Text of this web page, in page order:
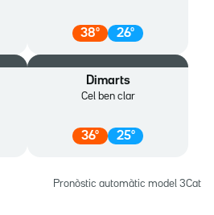
38º 26º
Dimarts
Cel ben clar
36º 25º
Pronòstic automàtic model 3Cat